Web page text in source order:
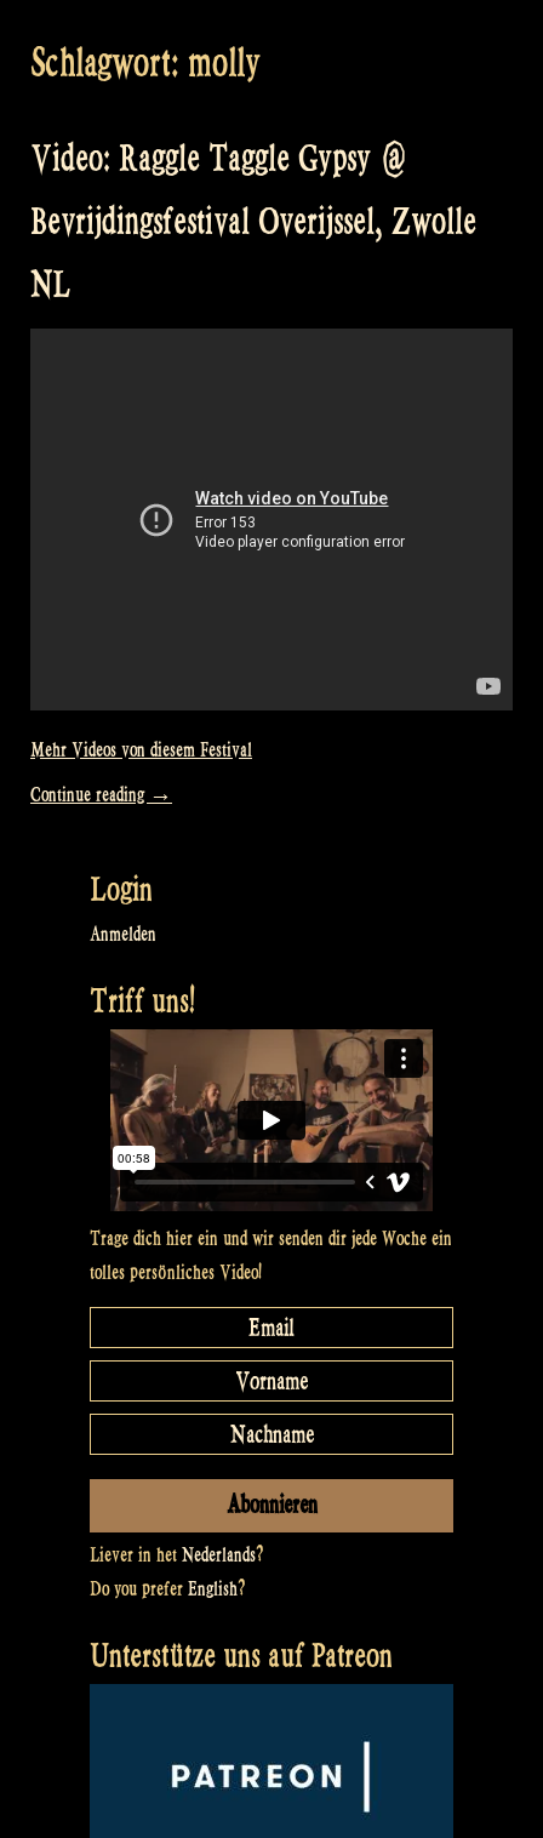
Schlagwort: molly
Video: Raggle Taggle Gypsy @
Bevrijdingsfestival Overijssel, Zwolle
NL
Mehr Videos von diesem Festival
Continue reading „Video:
Gypsy
@
Overijssel,
Zwolle
NL“
→
Login
Anmelden
Triff uns!
Trage dich hier ein und wir senden dir jede Woche ein
tolles persönliches Video!
Liever in het Nederlands?
Do you prefer English?
Unterstütze uns auf Patreon